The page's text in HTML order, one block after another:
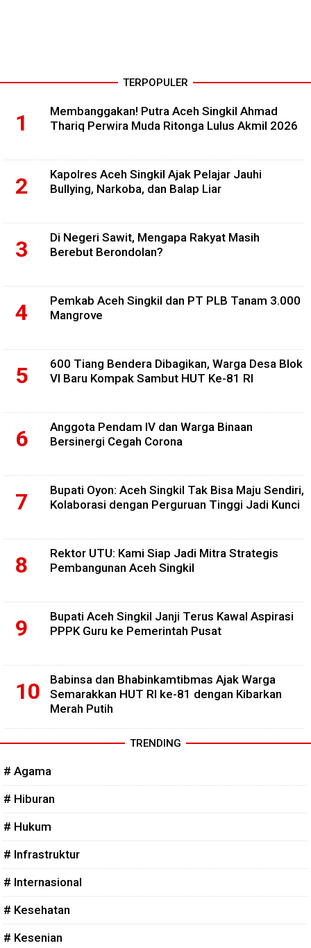
TERPOPULER
Membanggakan! Putra Aceh Singkil Ahmad
Thariq Perwira Muda Ritonga Lulus Akmil 2026
Kapolres Aceh Singkil Ajak Pelajar Jauhi
Bullying, Narkoba, dan Balap Liar
Di Negeri Sawit, Mengapa Rakyat Masih
Berebut Berondolan?
Pemkab Aceh Singkil dan PT PLB Tanam 3.000
Mangrove
600 Tiang Bendera Dibagikan, Warga Desa Blok
VI Baru Kompak Sambut HUT Ke-81 RI
Anggota Pendam IV dan Warga Binaan
Bersinergi Cegah Corona
Bupati Oyon: Aceh Singkil Tak Bisa Maju Sendiri,
Kolaborasi dengan Perguruan Tinggi Jadi Kunci
Rektor UTU: Kami Siap Jadi Mitra Strategis
Pembangunan Aceh Singkil
Bupati Aceh Singkil Janji Terus Kawal Aspirasi
PPPK Guru ke Pemerintah Pusat
Babinsa dan Bhabinkamtibmas Ajak Warga
Semarakkan HUT RI ke-81 dengan Kibarkan
Merah Putih
TRENDING
# Agama
# Hiburan
# Hukum
# Infrastruktur
# Internasional
# Kesehatan
# Kesenian